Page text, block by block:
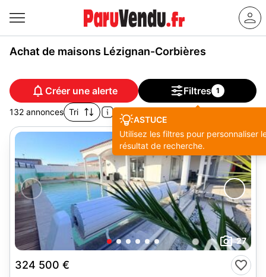
Achat de maisons Lézignan-Corbières
Créer une alerte Filtres 1
ASTUCE
Utilisez les filtres pour personnaliser
résultat de recherche.
132 annonces Tri
27
324 500 €